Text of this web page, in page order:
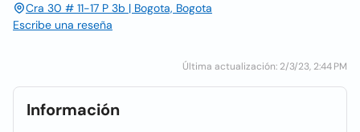
Cra 30 # 11-17 P 3b | Bogota, Bogota
Escribe una reseña
Última actualización: 2/3/23, 2:44 PM
Información